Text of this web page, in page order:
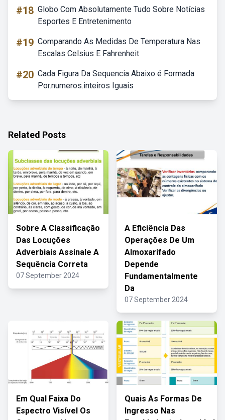
#18 Globo Com Absolutamente Tudo Sobre Notícias
Esportes E Entretenimento
#19 Comparando As Medidas De Temperatura Nas
Escalas Celsius E Fahrenheit
#20 Cada Figura Da Sequencia Abaixo é Formada
Por.numeros.inteiros Iguais
Related Posts
Sobre A Classificação
Das Locuções
Adverbiais Assinale A
Sequência Correta
07 September 2024
A Eficiência Das
Operações De Um
Almoxarifado
Depende
Fundamentalmente
Da
07 September 2024
Em Qual Faixa Do
Espectro Visível Os
Quais As Formas De
Ingresso Nas